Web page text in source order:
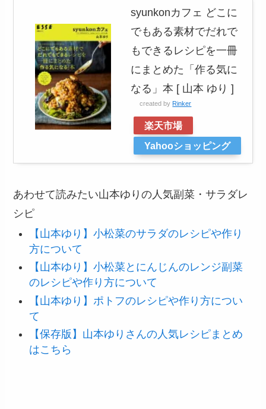
syunkonカフェ どこに
でもある素材でだれで
もできるレシピを一冊
にまとめた「作る気に
なる」本 [ 山本 ゆり ]
created by Rinker
楽天市場
Yahooショッピング
あわせて読みたい山本ゆりの人気副菜・サラダレ
シピ
【山本ゆり】小松菜のサラダのレシピや作り
方について
【山本ゆり】小松菜とにんじんのレンジ副菜
のレシピや作り方について
【山本ゆり】ポトフのレシピや作り方につい
て
【保存版】山本ゆりさんの人気レシピまとめ
はこちら